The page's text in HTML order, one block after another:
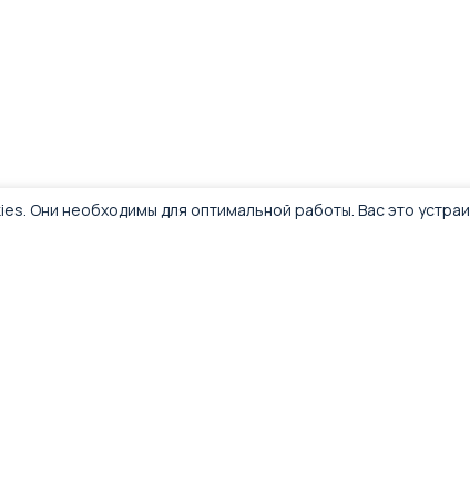
Они необходимы для оптимальной работы. Вас это